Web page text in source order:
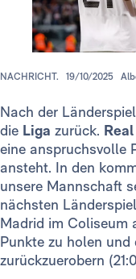
NACHRICHT. 19/10/2025
Nach der
die Liga zurück.
eine anspruchsvolle
ansteht. In den
unsere Mannschaft
nächsten
Madrid im Coliseum
Punkte zu holen und
zurückzuerobern